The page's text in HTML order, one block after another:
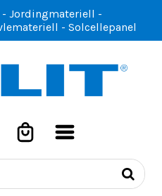
Jordingmateriell -
- Solcellepanel